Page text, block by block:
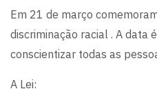
Em 21 de março
discriminação racial . A data
conscientizar todas as
A Lei: